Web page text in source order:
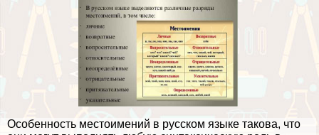
Особенность местоимений в русском языке такова, что